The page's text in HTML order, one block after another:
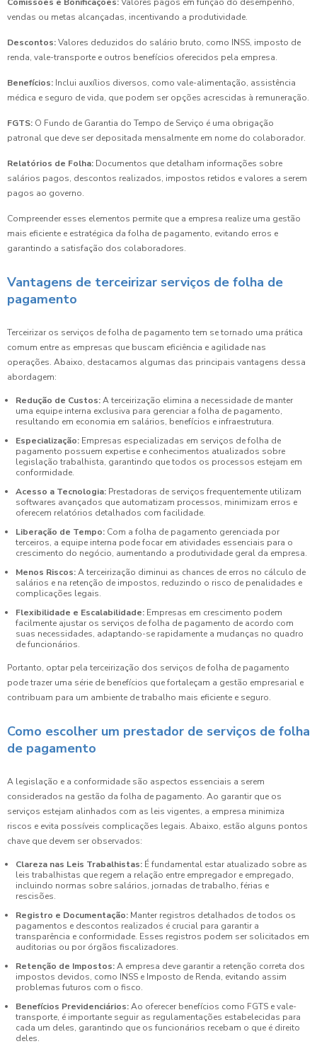
vendas ou metas alcançadas, incentivando a produtividade.
Descontos:Valores deduzidos do salário bruto, como INSS, imposto de
renda, vale-transporte e outros benefícios oferecidos pela empresa.
Benefícios: Inclui auxílios diversos, como vale-alimentação, assistência
médica e seguro de vida, que podem ser opções acrescidas à remuneração.
FGTS: O Fundo de Garantia do Tempo de Serviço é uma obrigação
patronal que deve ser depositada mensalmente em nome do colaborador.
Relatórios de Folha: Documentos que detalham informações sobre
salários pagos, descontos realizados, impostos retidos e valores a serem
pagos ao governo.
Compreender esses elementos permite que a empresa realize uma gestão
mais eficiente e estratégica da folha de pagamento, evitando erros e
garantindo a satisfação dos colaboradores.
Vantagens de terceirizar serviços de folha de
pagamento
Terceirizar os serviços de folha de pagamento tem se tornado uma prática
comum entre as empresas que buscam eficiência e agilidade nas
operações. Abaixo, destacamos algumas das principais vantagens dessa
abordagem:
Redução de Custos:A terceirização elimina a necessidade de manter
uma equipe interna exclusiva para gerenciar a folha de pagamento,
resultando em economia em salários, benefícios e infraestrutura.
Especialização: Empresas especializadas em serviços de folha de
pagamento possuem expertise e conhecimentos atualizados sobre
legislação trabalhista, garantindo que todos os processos estejam em
conformidade.
Acesso a Tecnologia: Prestadoras de serviços frequentemente utilizam
softwares avançados que automatizam processos, minimizam erros e
oferecem relatórios detalhados com facilidade.
Liberação de Tempo: Com a folha de pagamento gerenciada por
terceiros, a equipe interna pode focar em atividades essenciais para o
crescimento do negócio, aumentando a produtividade geral da empresa.
Menos Riscos:A terceirização diminui as chances de erros no cálculo de
salários e na retenção de impostos, reduzindo o risco de penalidades e
complicações legais.
Flexibilidade e Escalabilidade: Empresas em crescimento podem
facilmente ajustar os serviços de folha de pagamento de acordo com
suas necessidades, adaptando-se rapidamente a mudanças no quadro
de funcionários.
Portanto, optar pela terceirização dos serviços de folha de pagamento
pode trazer uma série de benefícios que fortaleçam a gestão empresarial e
contribuam para um ambiente de trabalho mais eficiente e seguro.
Como escolher um prestador de serviços de folha
de pagamento
A legislação e a conformidade são aspectos essenciais a serem
considerados na gestão da folha de pagamento. Ao garantir que os
serviços estejam alinhados com as leis vigentes, a empresa minimiza
riscos e evita possíveis complicações legais. Abaixo, estão alguns pontos
chave que devem ser observados:
Clareza nas Leis Trabalhistas: É fundamental estar atualizado sobre as
leis trabalhistas que regem a relação entre empregador e empregado,
incluindo normas sobre salários, jornadas de trabalho, férias e
rescisões.
Registro e Documentação: Manter registros detalhados de todos os
pagamentos e descontos realizados é crucial para garantir a
transparência e conformidade. Esses registros podem ser solicitados em
auditorias ou por órgãos fiscalizadores.
Retenção de Impostos:A empresa deve garantir a retenção correta dos
impostos devidos, como INSS e Imposto de Renda, evitando assim
problemas futuros com o fisco.
Benefícios Previdenciários:Ao oferecer benefícios como FGTS e vale-
transporte, é importante seguir as regulamentações estabelecidas para
cada um deles, garantindo que os funcionários recebam o que é direito
deles.